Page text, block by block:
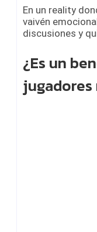
En un reality
vaivén
discusiones y
¿Es un
jugadores